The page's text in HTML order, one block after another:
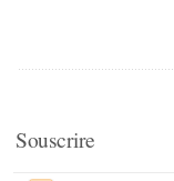
Souscrire